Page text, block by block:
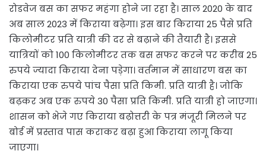
रोडवेज बस का सफर महंगा होने जा रहा है। साल 2020 के बाद
अब साल 2023 में किराया बढ़ेगा। इस बार किराया 25 पैसे प्रति
किलोमीटर प्रति यात्री की दर से बढ़ाने की तैयारी है। इससे
यात्रियों को 100 किलोमीटर तक बस सफर करने पर करीब 25
रुपये ज्यादा किराया देना पड़ेगा। वर्तमान में साधारण बस का
किराया एक रुपये पांच पैसा प्रति किमी. प्रति यात्री है। जोकि
बढ़कर अब एक रुपये 30 पैसा प्रति किमी. प्रति यात्री हो जाएगा।
शासन को भेजे गए किराया बढ़ोत्तरी के पत्र मंजूरी मिलने पर
बोर्ड में प्रस्ताव पास कराकर बढ़ा हुआ किराया लागू किया
जाएगा।